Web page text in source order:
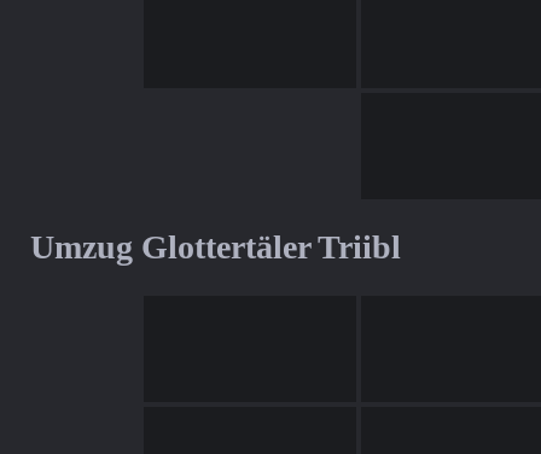
Umzug Glottertäler Triibl